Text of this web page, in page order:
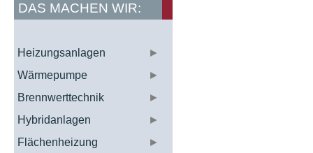
DAS MACHEN WIR:
Heizungsanlagen
►
Wärmepumpe
►
Brennwerttechnik
►
Hybridanlagen
►
Flächenheizung
►